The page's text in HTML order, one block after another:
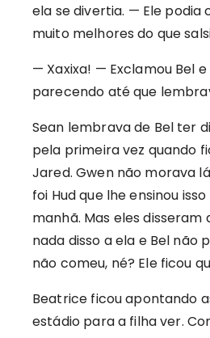
ela se divertia. — Ele podia
muito melhores do que
— Xaxixa! — Exclamou Bel
parecendo até que
Sean lembrava de Bel ter
pela primeira vez quando
Jared. Gwen não morava
foi Hud que lhe ensinou
manhã. Mas eles disseram
nada disso a ela e Bel não
não comeu, né? Ele ficou
Beatrice ficou apontando
estádio para a filha ver.